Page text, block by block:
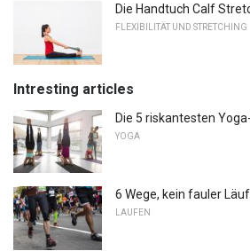
Die Handtuch Calf
FLEXIBILITÄT UND STRETCHING
Intresting articles
Die 5 riskantesten
YOGA
6 Wege, kein fauler
LAUFEN